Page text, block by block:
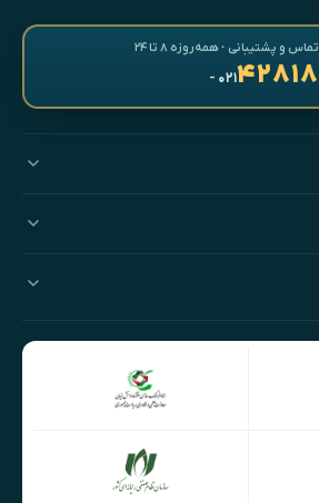
تماس و پشتیبانی · همه‌روزه ۸ تا ۲۴
۴۲۸۱۸- ۰۲۱